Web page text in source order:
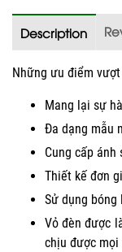
Description
Những ưu điểm
Mang lại sự
Đa dạng mẫu
Cung cấp
Thiết kế đơn
Sử dụng
Vỏ đèn được
chịu được